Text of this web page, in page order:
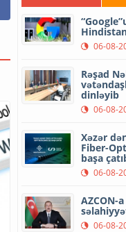
06-08-
Rəşad
dinləyib
06-08-
Xəzər
Fiber-
başa
06-08-
AZCON-
06-08-